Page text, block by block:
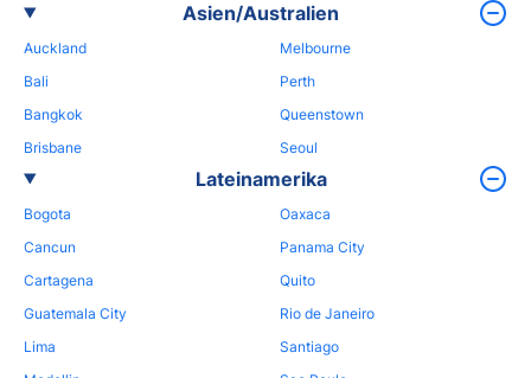
Asien/Australien
Auckland
Bali
Bangkok
Brisbane
Melbourne
Perth
Queenstown
Seoul
Lateinamerika
Bogota
Cancun
Cartagena
Guatemala City
Lima
Oaxaca
Panama City
Quito
Rio de Janeiro
Santiago